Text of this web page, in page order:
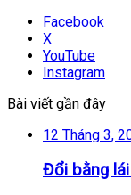
Facebook
X
YouTube
Instagram
Bài viết gần đây
12 Tháng 3,
Đổi bằng